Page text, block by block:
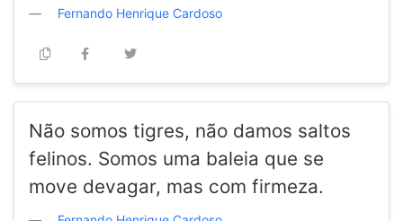
Fernando Henrique Cardoso
Não somos tigres, não damos saltos
felinos. Somos uma baleia que se
move devagar, mas com firmeza.